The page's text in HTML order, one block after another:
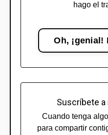
hago el
Oh, ¡genial!
Suscríbete
Cuando tenga
para compartir